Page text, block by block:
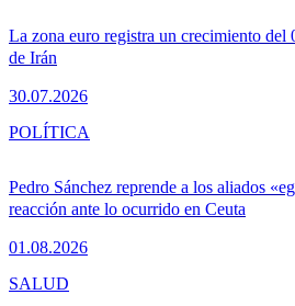
La zona euro registra un crecimiento del
de Irán
30.07.2026
Pedro Sánchez reprende a los aliados
reacción ante lo ocurrido en Ceuta
01.08.2026
POLÍTICA
SALUD